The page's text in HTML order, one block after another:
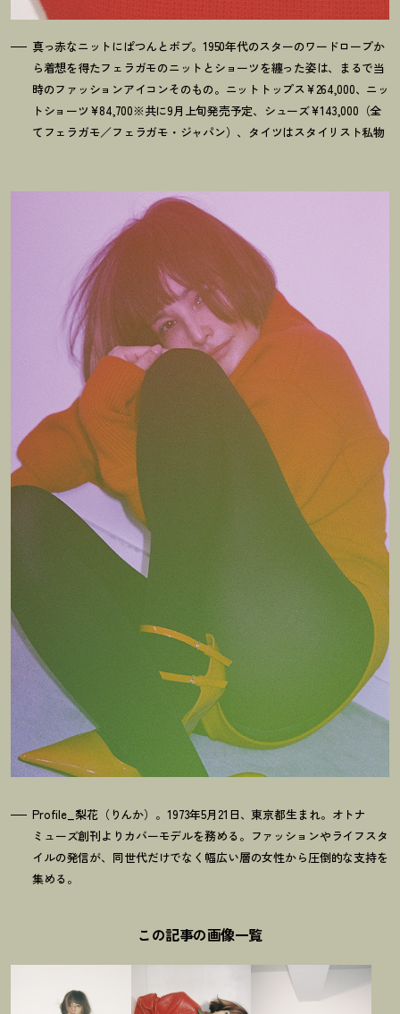
真っ赤なニットにぱつんとボブ。1950年代のスターのワードロープか
ら着想を得たフェラガモのニットとショーツを纏った姿は、まるで当
時のファッションアイコンそのもの。ニットトップス¥264,000、ニッ
トショーツ¥84,700※共に9月上旬発売予定、シューズ¥143,000（全
てフェラガモ／フェラガモ・ジャパン）、タイツはスタイリスト私物
Profile_梨花（りんか）。1973年5月21日、東京都生まれ。オトナ
ミューズ創刊よりカバーモデルを務める。ファッションやライフスタ
イルの発信が、同世代だけでなく幅広い層の女性から圧倒的な支持を
集める。
この記事の画像一覧